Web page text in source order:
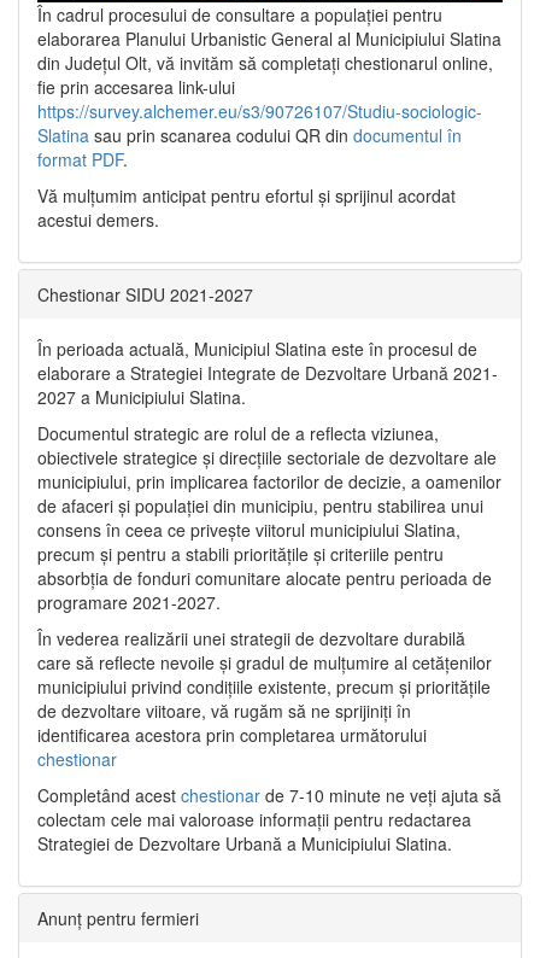
În cadrul procesului de consultare a populaţiei pentru
elaborarea Planului Urbanistic General al Municipiului Slatina
din Județul Olt, vă invităm să completați chestionarul online,
fie prin accesarea link-ului
https://survey.alchemer.eu/s3/90726107/Studiu-sociologic-
Slatina sau prin scanarea codului QR din documentul în
format PDF.
Vă mulţumim anticipat pentru efortul şi sprijinul acordat
acestui demers.
Chestionar SIDU 2021-2027
În perioada actuală, Municipiul Slatina este în procesul de
elaborare a Strategiei Integrate de Dezvoltare Urbană 2021‐
2027 a Municipiului Slatina.
Documentul strategic are rolul de a reflecta viziunea,
obiectivele strategice și direcțiile sectoriale de dezvoltare ale
municipiului, prin implicarea factorilor de decizie, a oamenilor
de afaceri și populației din municipiu, pentru stabilirea unui
consens în ceea ce privește viitorul municipiului Slatina,
precum și pentru a stabili prioritățile și criteriile pentru
absorbția de fonduri comunitare alocate pentru perioada de
programare 2021-2027.
În vederea realizării unei strategii de dezvoltare durabilă
care să reflecte nevoile și gradul de mulțumire al cetățenilor
municipiului privind condițiile existente, precum și prioritățile
de dezvoltare viitoare, vă rugăm să ne sprijiniți în
identificarea acestora prin completarea următorului
chestionar
Completând acest chestionar de 7-10 minute ne veți ajuta să
colectam cele mai valoroase informații pentru redactarea
Strategiei de Dezvoltare Urbană a Municipiului Slatina.
Anunț pentru fermieri